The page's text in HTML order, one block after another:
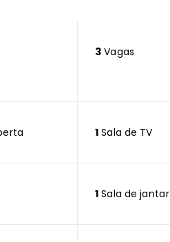
3 Vagas
1 Sala de TV
1 Sala de jantar